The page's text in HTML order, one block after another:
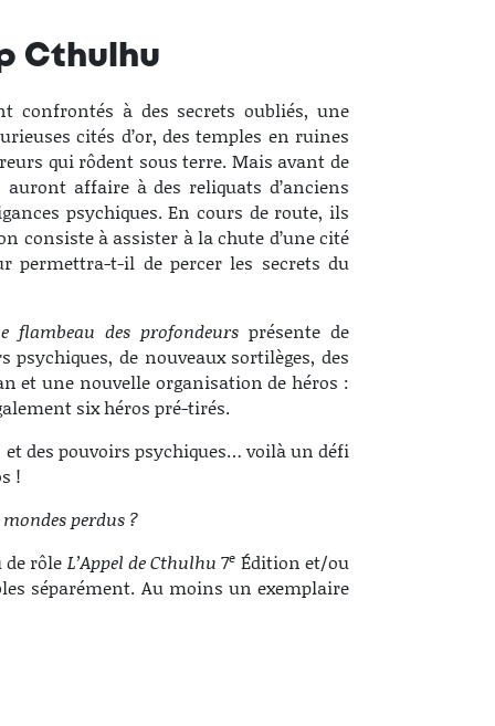
Cthulhu
confrontés à des secrets oubliés, une
cités d’or, des temples en ruines
qui rôdent sous terre. Mais avant de
affaire à des reliquats d’anciens
psychiques. En cours de route, ils
consiste à assister à la chute d’une cité
permettra-t-il de percer les secrets du
flambeau des profondeursprésente de
de nouveaux sortilèges, des
et une nouvelle organisation de héros :
six héros pré-tirés.
des pouvoirs psychiques… voilà un défi
!
perdus ?
de rôle L’Appel de Cthulhu 7e Édition et/ou
séparément. Au moins un exemplaire